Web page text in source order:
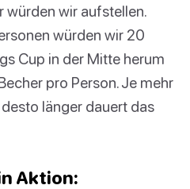
würden wir aufstellen.
würden wir 20
Cup in der Mitte herum
pro Person. Je mehr
länger dauert das
Aktion: